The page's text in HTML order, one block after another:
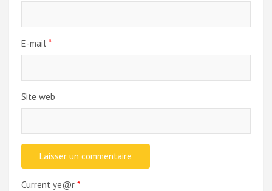
E-mail *
Site web
Current ye@r *